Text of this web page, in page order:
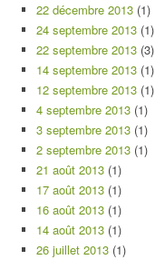
22 décembre 2013 (1)
24 septembre 2013 (1)
22 septembre 2013 (3)
14 septembre 2013 (1)
12 septembre 2013 (1)
4 septembre 2013 (1)
3 septembre 2013 (1)
2 septembre 2013 (1)
21 août 2013 (1)
17 août 2013 (1)
16 août 2013 (1)
14 août 2013 (1)
26 juillet 2013 (1)